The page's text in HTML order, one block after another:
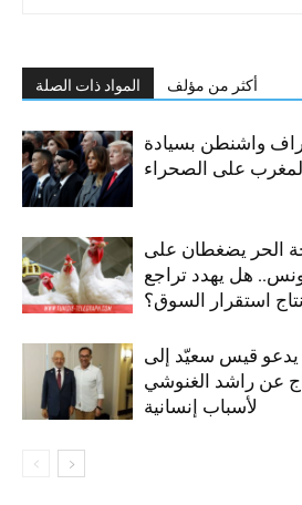
المواد ذات الصلة أكثر من مؤلف
واشنطن بسيادة
المغرب على الصحراء
الحر يضغطان على
هل يهدد تراجع
استقرار السوق؟
يدعو قيس سعيّد إلى
عن راشد الغنوشي
لأسباب إنسانية